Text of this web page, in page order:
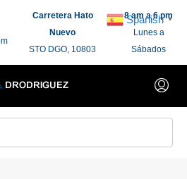
Carretera Hato
Nuevo
STO DGO, 10803
8 am a 6 pm
Lunes a
Sábados
Spanish ▼